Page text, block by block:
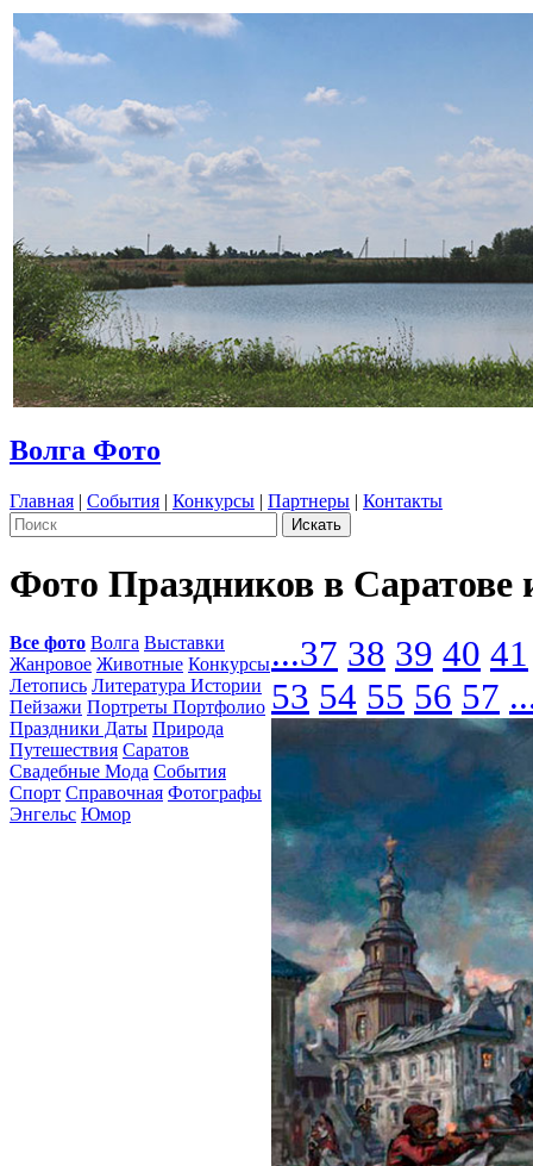
Волга Фото
Главная | События | Конкурсы | Партнеры | Контакты
Фото Праздников в Саратове
Все фото Волга Выставки
Жанровое Животные Конкурсы
Летопись Литература Истории
Пейзажи Портреты Портфолио
Праздники Даты Природа
Путешествия Саратов
Свадебные Мода События
Спорт Справочная Фотографы
Энгельс Юмор
...37 38 39 40 41
53 54 55 56 57